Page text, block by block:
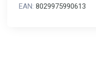
EAN: 8029975990613